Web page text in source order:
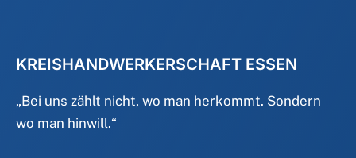
KREISHANDWERKERSCHAFT ESSEN
„Bei uns zählt nicht, wo man herkommt. Sondern
wo man hinwill.“